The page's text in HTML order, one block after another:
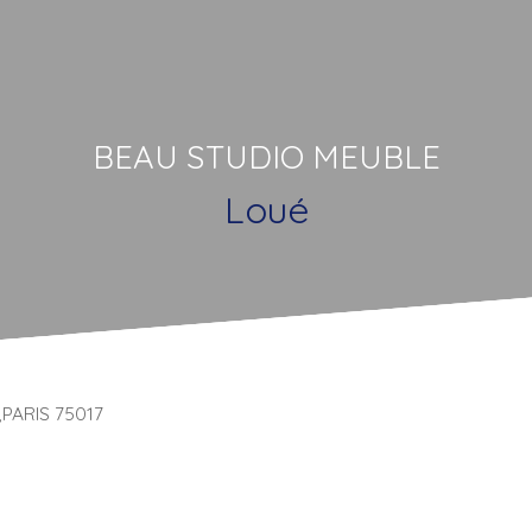
BEAU STUDIO MEUBLE
Loué
75017